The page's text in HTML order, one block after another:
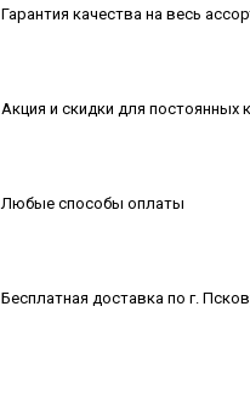
Гарантия качества на весь
Акция и скидки для постоянных
Любые способы оплаты
Бесплатная доставка по г.